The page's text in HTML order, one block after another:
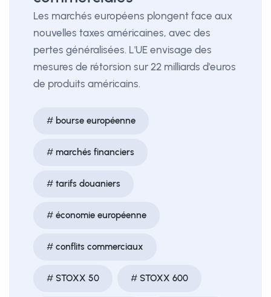
Les marchés européens plongent face aux
nouvelles taxes américaines, avec des
pertes généralisées. L'UE envisage des
mesures de rétorsion sur 22 milliards d'euros
de produits américains.
bourse européenne
marchés financiers
tarifs douaniers
économie européenne
conflits commerciaux
STOXX 50 STOXX 600